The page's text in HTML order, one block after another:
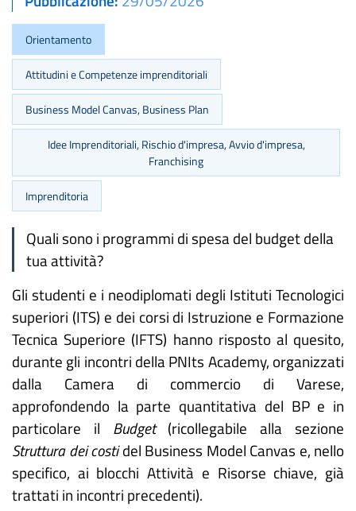
Orientamento
Attitudini e Competenze imprenditoriali
Business Model Canvas, Business Plan
Idee Imprenditoriali, Rischio d'impresa, Avvio d'impresa,
Franchising
Imprenditoria
Quali sono i programmi di spesa del budget della
tua attività?
Gli studenti e i neodiplomati degli Istituti Tecnologici
superiori (ITS) e dei corsi di Istruzione e Formazione
Tecnica Superiore (IFTS) hanno risposto al quesito,
durante gli incontri della PNIts Academy, organizzati
dalla Camera di commercio di Varese,
approfondendo la parte quantitativa del BP e in
particolare il Budget(ricollegabile alla sezione
Struttura dei costidel Business Model Canvas e, nello
specifico, ai blocchi Attività e Risorse chiave, già
trattati in incontri precedenti).